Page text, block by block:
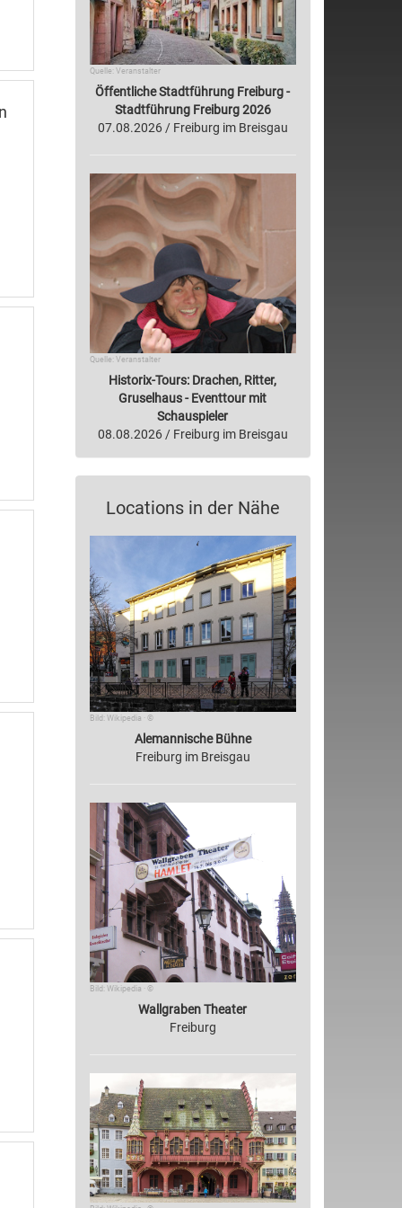
Quelle: Veranstalter
Öffentliche Stadtführung Freiburg -
Stadtführung Freiburg 2026
07.08.2026 / Freiburg im Breisgau
Quelle: Veranstalter
Historix-Tours: Drachen, Ritter,
Gruselhaus - Eventtour mit
Schauspieler
08.08.2026 / Freiburg im Breisgau
Locations in der Nähe
Bild: Wikipedia · ©
Alemannische Bühne
Freiburg im Breisgau
Bild: Wikipedia · ©
Wallgraben Theater
Freiburg